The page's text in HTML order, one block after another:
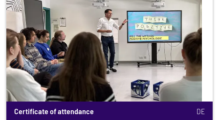
Certificate of attendance DE